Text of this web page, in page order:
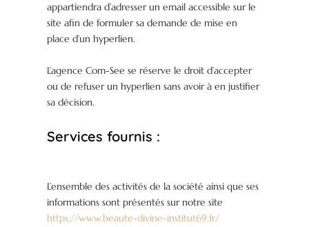
appartiendra d’adresser un email accessible sur le
site afin de formuler sa demande de mise en
place d’un hyperlien.
L’agence Com-See se réserve le droit d’accepter
ou de refuser un hyperlien sans avoir à en justifier
sa décision.
Services fournis :
L’ensemble des activités de la société ainsi que ses
informations sont présentés sur notre site
https://www.beaute-divine-institut69.fr/